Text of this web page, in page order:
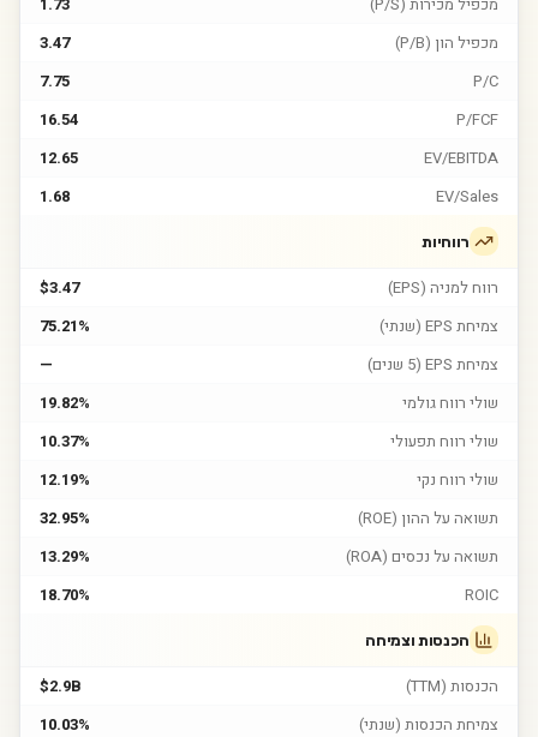
מכפיל הון (P/B)
3.47
P/C
7.75
P/FCF
16.54
EV/EBITDA
12.65
EV/Sales
1.68
רווחיות
רווח למניה (EPS)
$3.47
צמיחת EPS (שנתי)
75.21%
צמיחת EPS (5 שנים)
—
שולי רווח גולמי
19.82%
שולי רווח תפעולי
10.37%
שולי רווח נקי
12.19%
תשואה על ההון (ROE)
32.95%
תשואה על נכסים (ROA)
13.29%
ROIC
18.70%
הכנסות וצמיחה
הכנסות (TTM)
$2.9B
צמיחת הכנסות (שנתי)
10.03%